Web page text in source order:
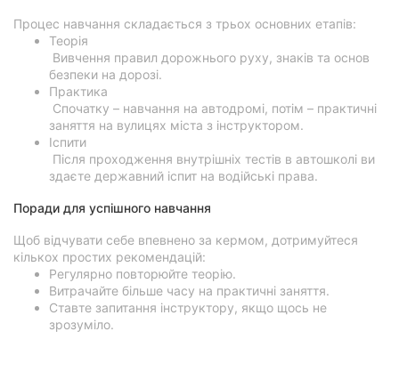
Процес навчання складається з трьох основних етапів:
Теорія
Вивчення правил дорожнього руху, знаків та основ
безпеки на дорозі.
Практика
Спочатку – навчання на автодромі, потім – практичні
заняття на вулицях міста з інструктором.
Іспити
Після проходження внутрішніх тестів в автошколі ви
здаєте державний іспит на водійські права.
Поради для успішного навчання
Щоб відчувати себе впевнено за кермом, дотримуйтеся
кількох простих рекомендацій:
Регулярно повторюйте теорію.
Витрачайте більше часу на практичні заняття.
Ставте запитання інструктору, якщо щось не
зрозуміло.